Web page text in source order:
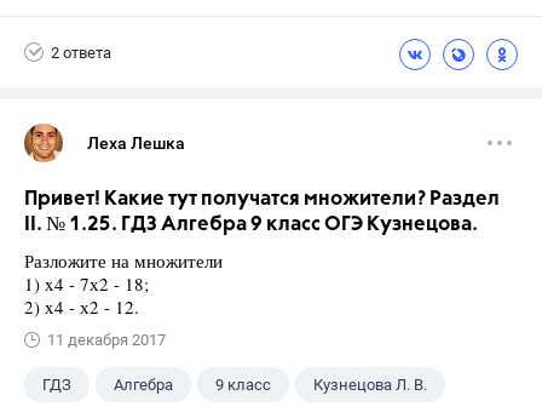
2 ответа
Леха Лешка
Привет! Какие тут получатся множители? Раздел
II. № 1.25. ГДЗ Алгебра 9 класс ОГЭ Кузнецова.
Разложите на множители
1) x4 - 7х2 - 18;
2) x4 - х2 - 12.
11 декабря 2017
ГДЗ Алгебра 9 класс Кузнецова Л. В.